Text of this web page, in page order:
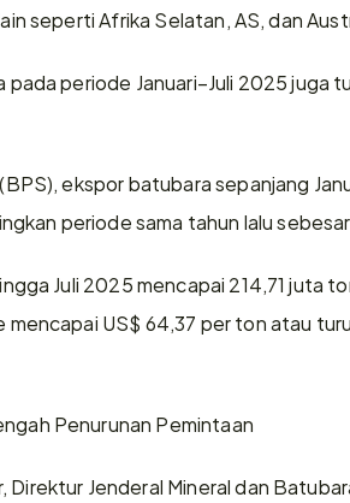
seperti Afrika Selatan, AS, dan
periode Januari–Juli 2025 juga
ekspor batubara sepanjang
periode sama tahun lalu sebesar
Juli 2025 mencapai 214,71 juta
US$ 64,37 per ton atau
Penurunan Pemintaan
Jenderal Mineral dan